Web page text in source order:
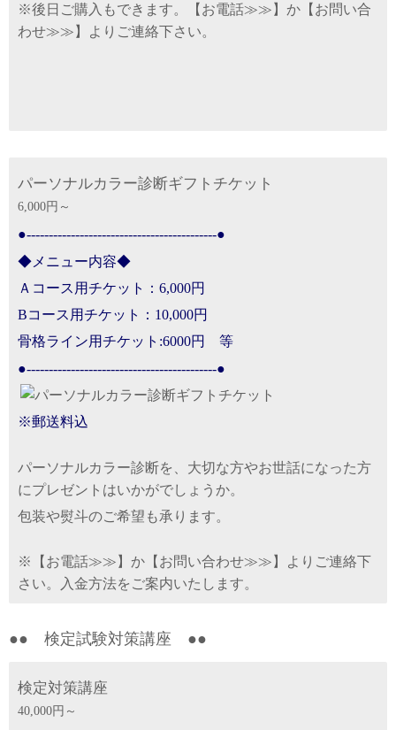
※後日ご購入もできます。【 お電話≫≫ 】か【 お問い合
わせ≫≫ 】よりご連絡下さい。
パーソナルカラー診断ギフトチケット
6,000円～
●-------------------------------------------●
◆メニュー内容◆
Ａコース用チケット：6,000円
Bコース用チケット：10,000円
骨格ライン用チケット:6000円 等
●-------------------------------------------●
※郵送料込
パーソナルカラー診断を、大切な方やお世話になった方
にプレゼントはいかがでしょうか。
包装や熨斗のご希望も承ります。
※【 お電話≫≫ 】か【 お問い合わせ≫≫ 】よりご連絡下
さい。入金方法をご案内いたします。
●● 検定試験対策講座 ●●
検定対策講座
40,000円～